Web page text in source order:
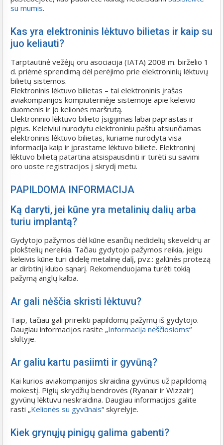
su mumis.
Kas yra elektroninis lėktuvo bilietas ir kaip su
juo keliauti?
Tarptautinė vežėjų oru asociacija (IATA) 2008 m. birželio 1
d. priėmė sprendimą dėl perėjimo prie elektroninių lėktuvų
bilietų sistemos.
Elektroninis lėktuvo bilietas – tai elektroninis įrašas
aviakompanijos kompiuterinėje sistemoje apie keleivio
duomenis ir jo kelionės maršrutą.
Elektroninio lėktuvo bilieto įsigijimas labai paprastas ir
pigus. Keleiviui nurodytu elektroniniu paštu atsiunčiamas
elektroninis lėktuvo bilietas, kuriame nurodyta visa
informacija kaip ir įprastame lėktuvo biliete. Elektroninį
lėktuvo bilietą patartina atsispausdinti ir turėti su savimi
oro uoste registracijos į skrydį metu.
PAPILDOMA INFORMACIJA
Ką daryti, jei kūne yra metalinių dalių arba
turiu implantą?
Gydytojo pažymos dėl kūne esančių nedidelių skeveldrų ar
plokštelių nereikia. Tačiau gydytojo pažymos reikia, jeigu
keleivis kūne turi didelę metalinę dalį, pvz.: galūnės protezą
ar dirbtinį klubo sąnarį. Rekomenduojama turėti tokią
pažymą anglų kalba.
Ar gali nėščia skristi lėktuvu?
Taip, tačiau gali prireikti papildomų pažymų iš gydytojo.
Daugiau informacijos rasite „Informacija nėščiosioms“
skiltyje.
Ar galiu kartu pasiimti ir gyvūną?
Kai kurios aviakompanijos skraidina gyvūnus už papildomą
mokestį. Pigių skrydžių bendrovės (Ryanair ir Wizzair)
gyvūnų lėktuvu neskraidina. Daugiau informacijos galite
rasti „Kelionės su gyvūnais“ skyrelyje.
Kiek grynųjų pinigų galima gabenti?